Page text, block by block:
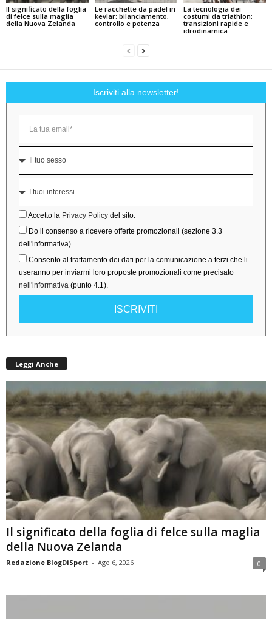
Il significato della foglia
di felce sulla maglia
della Nuova Zelanda
Le racchette da padel in
kevlar: bilanciamento,
controllo e potenza
La tecnologia dei
costumi da triathlon:
transizioni rapide e
idrodinamica
Iscriviti alla newsletter!
Accetto la Privacy Policy del sito.
Do il consenso a ricevere offerte promozionali (sezione 3.3
dell'informativa).
Consento al trattamento dei dati per la comunicazione a terzi che li
useranno per inviarmi loro proposte promozionali come precisato
nell'informativa (punto 4.1).
ISCRIVITI
Leggi Anche
Il significato della foglia di felce sulla maglia
della Nuova Zelanda
Redazione BlogDiSport - Ago 6, 2026 0